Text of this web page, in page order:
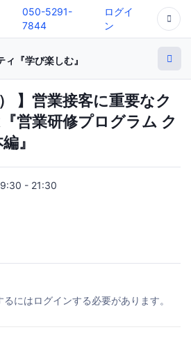
050-5291-
7844
ログイ
ン
『学び楽しむ』
】営業接客に重要なク
営業研修プログラム ク
』
- 21:30
るにはログインする必要があります。